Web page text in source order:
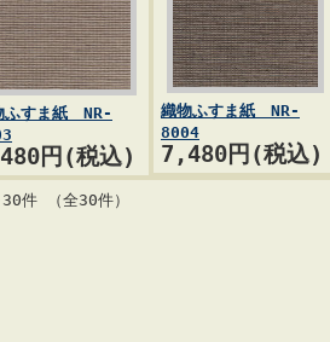
ふすま紙 NR-
円(税込)
織物ふすま紙 NR-
8004
7,480円(税込)
件 （全30件）